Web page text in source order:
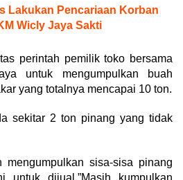
Lakukan Pencariaan Korban
Wicly Jaya Sakti
perintah pemilik toko bersama
untuk mengumpulkan buah
yang totalnya mencapai 10 ton.
sekitar 2 ton pinang yang tidak
mengumpulkan sisa-sisa pinang
untuk dijual.”Masih kumpulkan